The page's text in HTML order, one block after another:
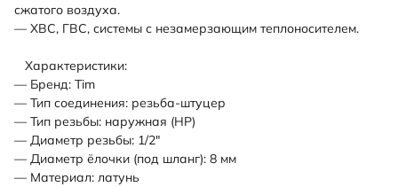
сжатого воздуха.
— ХВС, ГВС, системы с незамерзающим теплоносителем.
Характеристики:
— Бренд: Tim
— Тип соединения: резьба-штуцер
— Тип резьбы: наружная (НР)
— Диаметр резьбы: 1/2"
— Диаметр ёлочки (под шланг): 8 мм
— Материал: латунь